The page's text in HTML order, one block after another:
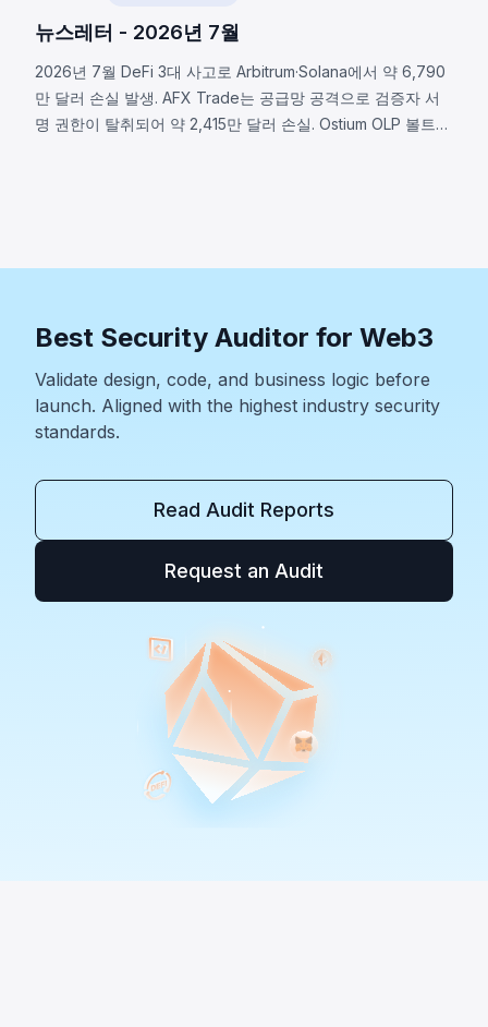
뉴스레터 - 2026년 7월
2026년 7월 DeFi 3대 사고로 Arbitrum·Solana에서 약 6,790
만 달러 손실 발생. AFX Trade는 공급망 공격으로 검증자 서
명 권한이 탈취되어 약 2,415만 달러 손실. Ostium OLP 볼트는
Best Security Auditor for Web3
Validate design, code, and business logic before
launch. Aligned with the highest industry security
standards.
Read Audit Reports
Request an Audit